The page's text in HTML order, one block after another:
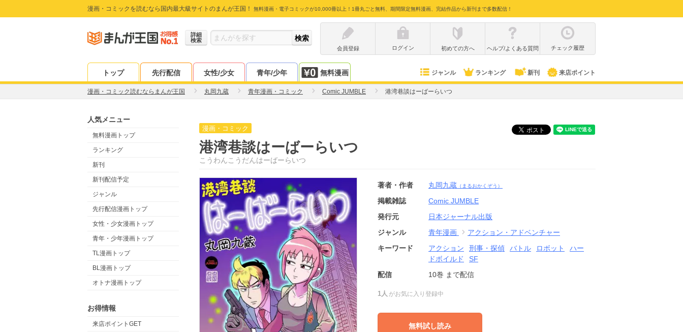
漫画・コミックを読むなら国内最大級サイトのまんが王国！ 無料漫画・電子コミックが10,000冊以上！1冊丸ごと無料、期間限定無料漫画、完結作品から新刊まで多数配信！
詳細
検索
会員登録
ログイン 初めての方へ ヘルプ/よくある質問 チェック履歴
トップ 先行配信 女性/少女 青年/少年 無料漫画 ジャンル ランキング 新刊 来店ポイント
漫画・コミック読むならまんが王国 丸岡九蔵 青年漫画・コミック Comic JUMBLE 港湾巷談はーばーらいつ
人気メニュー
無料漫画トップ
ランキング
新刊
新刊配信予定
ジャンル
先行配信漫画トップ
女性・少女漫画トップ
青年・少年漫画トップ
TL漫画トップ
BL漫画トップ
オトナ漫画トップ
お得情報
来店ポイントGET
漫画・コミック
港湾巷談はーばーらいつ
こうわんこうだんはーばーらいつ
著者・作者 丸岡九蔵 （まるおかくぞう）
掲載雑誌
Comic JUMBLE
発行元
日本ジャーナル出版
ジャンル
青年漫画
アクション・アドベンチャー
キーワード
アクション 刑事・探偵 バトル ロボット
ハー
ドボイルド
SF
配信
10巻 まで配信
1人 がお気に入り登録中
無料試し読み